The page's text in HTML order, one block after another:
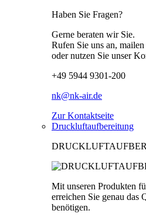
Haben Sie Fragen?
Gerne beraten wir Sie.
Rufen Sie uns an, mailen
oder nutzen Sie unser
+49 5944 9301-200
nk@nk-air.de
Zur Kontaktseite
Druckluftaufbereitung
Mit unseren Produkten
erreichen Sie genau das
benötigen.